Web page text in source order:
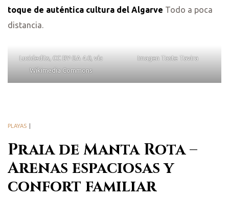
toque de auténtica cultura del Algarve Todo a poca
distancia.
Lucidedits, CC BY-SA 4.0, vía
Wikimedia Commons
Imagen Taste Tavira
Praia de Manta Rota –
Arenas espaciosas y
confort familiar
PLAYAS